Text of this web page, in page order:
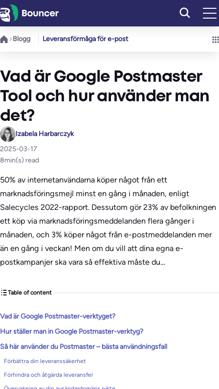
Hoppa
till
innehåll
Blogg Leveransförmåga för e-post
Vad är Google Postmaster
Tool och hur använder man
det?
Izabela Harbarczyk
2025-03-17
8min(s) read
50% av internetanvändarna köper något från ett
marknadsföringsmejl minst en gång i månaden, enligt
Salecycles 2022-rapport. Dessutom gör 23% av befolkningen
ett köp via marknadsföringsmeddelanden flera gånger i
månaden, och 3% köper något från e-postmeddelanden mer
än en gång i veckan! Men om du vill att dina egna e-
postkampanjer ska vara så effektiva måste du…
Table of content
Vad är Google Postmaster-verktyget?
Hur ställer man in Google Postmaster-verktyg?
Så här använder du Postmaster – bästa användningsfall
Förbättra din leveranssäkerhet
Förhindra och åtgärda leveransfel